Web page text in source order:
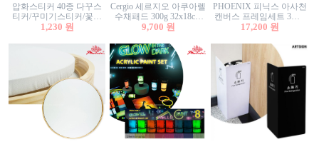
압화스티커 40종 다꾸스
티커/꾸미기스티커/꽃스
티커/압화꽃책갈피/팬시
1,230 원
Cergio 세르지오 아쿠아렐
수채패드 300g 32x18cm
12매 1면제본
9,700 원
PHOENIX 피닉스 아사천
캔버스 프레임세트 3호F
27.3x22cm 캔버스와 올림
17,200 원